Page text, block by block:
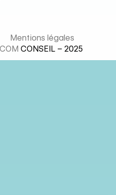
Mentions légales
CONSEIL – 2025